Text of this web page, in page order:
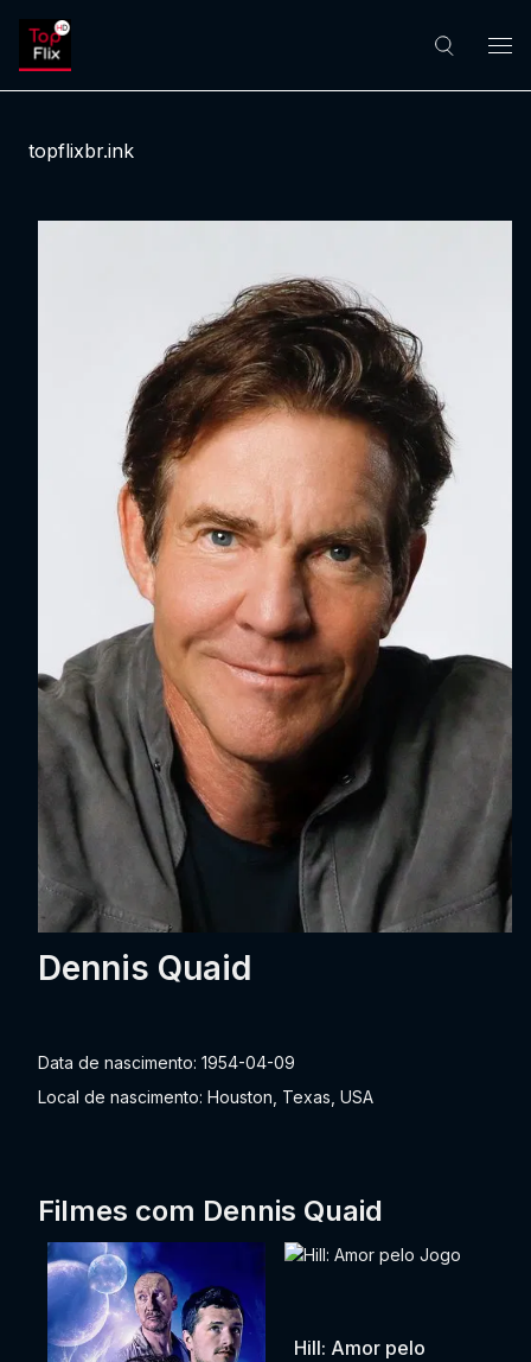
topflixbr.ink
Dennis Quaid
Data de nascimento: 1954-04-09
Local de nascimento: Houston, Texas, USA
Filmes com Dennis Quaid
Hill: Amor pelo